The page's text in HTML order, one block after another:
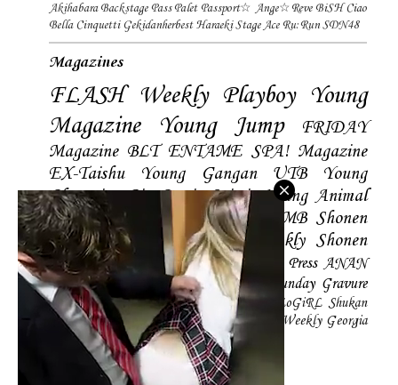
Akihabara Backstage Pass Palet Passport☆ Ange☆Reve BiSH Ciao
Bella Cinquetti Gekidanherbest Haraeki Stage Ace Ru:Run SDN48
Magazines
FLASH Weekly Playboy Young
Magazine
Young Jump
FRIDAY
Magazine BLT ENTAME SPA! Magazine
EX-Taishu
Young Gangan UTB
Young
Champion Big Comic Spirtis Young Animal
Shonen Magazine
BUBKA BOMB Shonen
Champion
Manga Action
Weekly Shonen
Sunday Photobooks BRODY Hustle Press ANAN
Magazine
SMART Magazine Young Sunday Gravure
The Television CD&DL My Girl Daily LoGiRL Shukan
Taishu Girls! Magazine Soccer Game King Weekly Georgia
Sunday Magazine Mery Magazine